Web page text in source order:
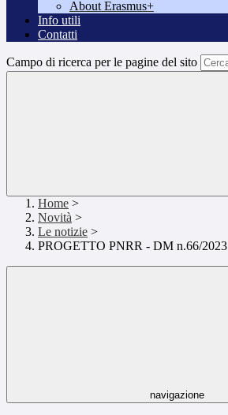
About Erasmus+
Info utili
Contatti
Campo di ricerca per le pagine del sito
Home >
Novità >
Le notizie >
PROGETTO PNRR - DM n.66/2023
navigazione